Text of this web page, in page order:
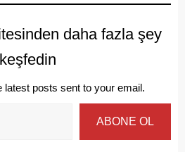
daha fazla şey
keşfedin
latest posts sent to your email.
ABONE OL